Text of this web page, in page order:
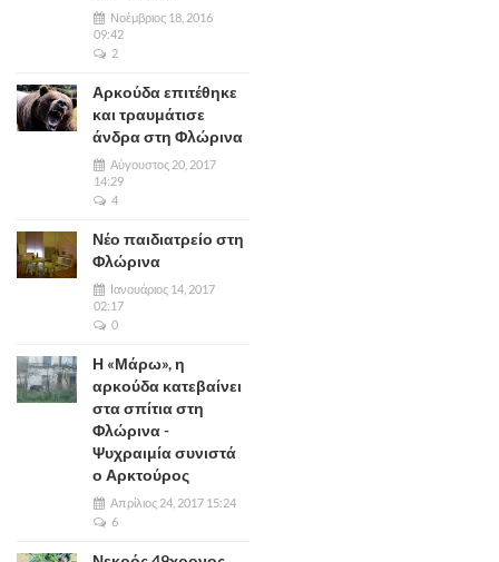
Νοέμβριος 18, 2016
09:42
2
Αρκούδα επιτέθηκε
και τραυμάτισε
άνδρα στη Φλώρινα
Αύγουστος 20, 2017
14:29
4
Νέο παιδιατρείο στη
Φλώρινα
Ιανουάριος 14, 2017
02:17
0
Η «Μάρω», η
αρκούδα κατεβαίνει
στα σπίτια στη
Φλώρινα -
Ψυχραιμία συνιστά
ο Αρκτούρος
Απρίλιος 24, 2017 15:24
6